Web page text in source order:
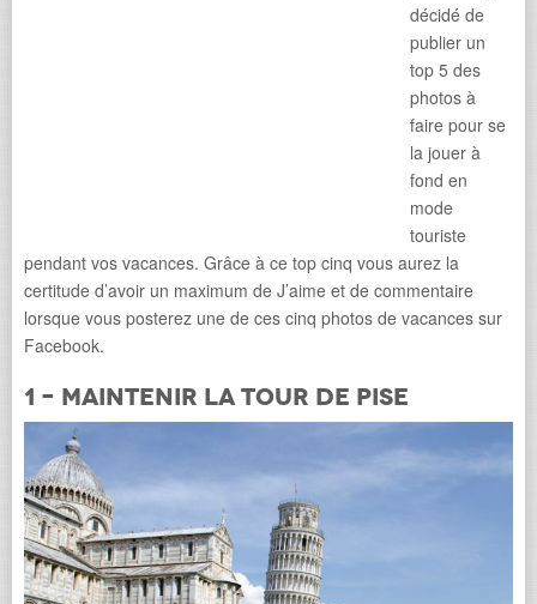
décidé de
publier un
top 5 des
photos à
faire pour se
la jouer à
fond en
mode
touriste
pendant vos vacances. Grâce à ce top cinq vous aurez la
certitude d’avoir un maximum de J’aime et de commentaire
lorsque vous posterez une de ces cinq photos de vacances sur
Facebook.
1 – Maintenir la tour de Pise